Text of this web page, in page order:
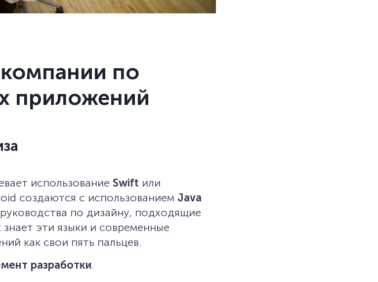
по
приложений
использование Swift или
создаются с использованием Java
по дизайну, подходящие
эти языки и современные
как свои пять пальцев.
разработки.